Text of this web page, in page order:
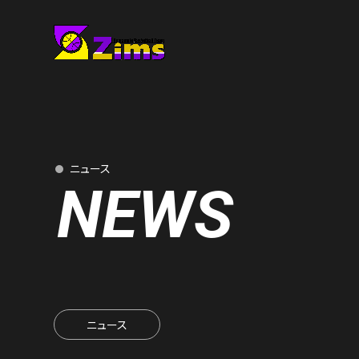
ニュース
NEWS
ニュース